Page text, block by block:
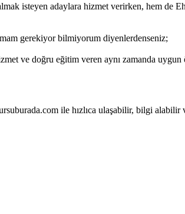
isteyen adaylara hizmet verirken, hem de
gerekiyor bilmiyorum diyenlerdenseniz;
ve doğru eğitim veren aynı zamanda
ile hızlıca ulaşabilir, bilgi